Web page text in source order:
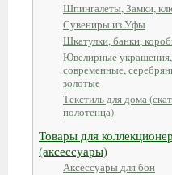
Шпингалеты, Замки,
Сувениры из Уфы
Шкатулки, банки,
Ювелирные украшения,
современные,
золотые
Текстиль для дома
полотенца)
Товары для
(аксессуары)
Аксессуары для бон